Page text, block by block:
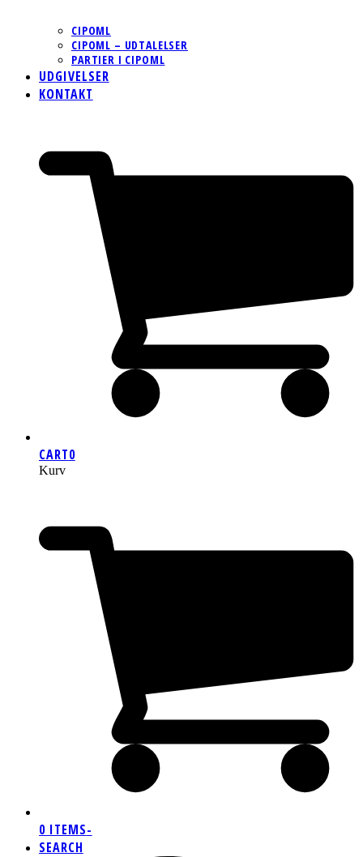
CIPOML
CIPOML – UDTALELSER
PARTIER I CIPOML
UDGIVELSER
KONTAKT
CART0
Kurv
0 ITEMS-
SEARCH